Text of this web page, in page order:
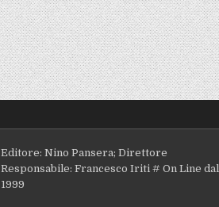
Editore: Nino Pansera; Direttore
Responsabile: Francesco Iriti # On Line dal
1999